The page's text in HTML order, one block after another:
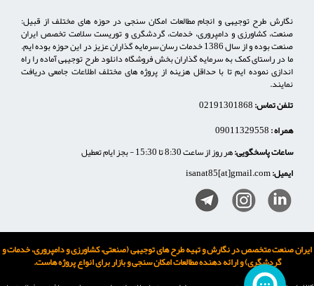
نگارش طرح توجیهی و انجام مطالعات امکان سنجی در حوزه های مختلف از قبیل:
صنعت، کشاورزی و دامپروری، خدمات، گردشگری و توریست سلامت تخصص ایران
صنعت بوده و از سال 1386 خدمات رسان سرمایه گذاران عزیز در این حوزه بوده ایم.
ما در راستای کمک به سرمایه گذاران بخش فروشگاه دانلود طرح توجیهی آماده را راه
اندازی نموده ایم تا با حداقل هزینه از پروژه های مختلف اطلاعات جامعی دریافت
نمایند.
تلفن تماس:
همراه :
ساعات پاسخگویی:هر روز از ساعت 8:30 تا 15:30 - بجز ایام تعطیل
ایمیل:
ایران صنعت متخصص در نگارش و تهیه طرح های توجیهی (صنعتی، کشاورزی و دامپروری، خدمات و
گردشگری) و ارائه دهنده مطالعات امکان سنجی و بازار برای انواع پروژه هاست.